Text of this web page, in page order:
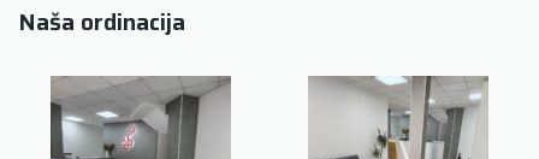
Naša ordinacija